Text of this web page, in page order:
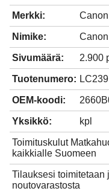
Merkki: Canon
Nimike:
Sivumäärä: 2.900
Tuotenumero: LC239
OEM-koodi:
Yksikkö: kpl
Toimituskulut
kaikkialle Suomeen
Tilauksesi toimitetaan
noutovarastosta